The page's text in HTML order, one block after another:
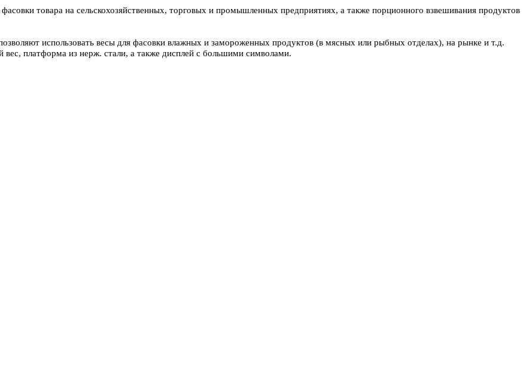
товара на сельскохозяйственных, торговых и промышленных предприятиях, а также порционного взвешивания продуктов
использовать весы для фасовки влажных и замороженных продуктов (в мясных или рыбных отделах), на рынке и т.д.
платформа из нерж. стали, а также дисплей с большими символами.